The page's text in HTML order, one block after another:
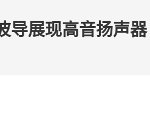
导展现高音扬声器